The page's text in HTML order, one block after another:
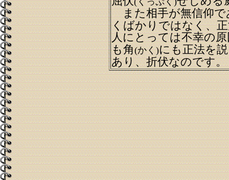
また相手が無信仰で
くばかりではなく、
人にとっては不幸の
も角(かく)にも正法を
あり、折伏なのです。